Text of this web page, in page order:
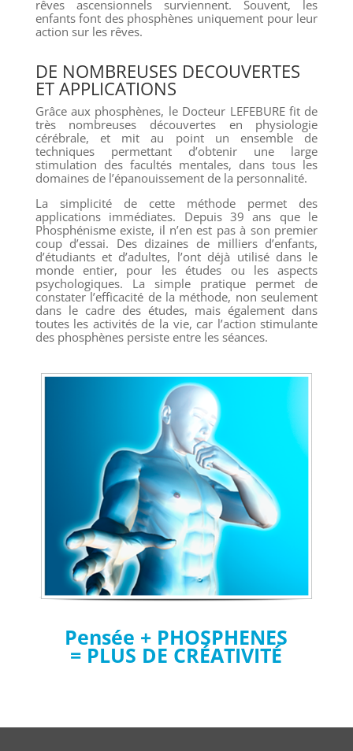
rêves ascensionnels surviennent. Souvent, les
enfants font des phosphènes uniquement pour leur
action sur les rêves.
DE NOMBREUSES DECOUVERTES
ET APPLICATIONS
Grâce aux phosphènes, le Docteur LEFEBURE fit de
très nombreuses découvertes en physiologie
cérébrale, et mit au point un ensemble de
techniques permettant d’obtenir une large
stimulation des facultés mentales, dans tous les
domaines de l’épanouissement de la personnalité.
La simplicité de cette méthode permet des
applications immédiates. Depuis 39 ans que le
Phosphénisme existe, il n’en est pas à son premier
coup d’essai. Des dizaines de milliers d’enfants,
d’étudiants et d’adultes, l’ont déjà utilisé dans le
monde entier, pour les études ou les aspects
psychologiques. La simple pratique permet de
constater l’efficacité de la méthode, non seulement
dans le cadre des études, mais également dans
toutes les activités de la vie, car l’action stimulante
des phosphènes persiste entre les séances.
Pensée + PHOSPHENES
= PLUS DE CRÉATIVITÉ